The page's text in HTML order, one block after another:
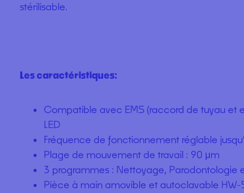
stérilisable.
Les caractéristiques:
Compatible avec EMS (raccord de tuyau et
LED
Fréquence de fonctionnement réglable
Plage de mouvement de travail : 90 μm
3 programmes : Nettoyage, Parodontologie
Pièce à main amovible et autoclavable HW-